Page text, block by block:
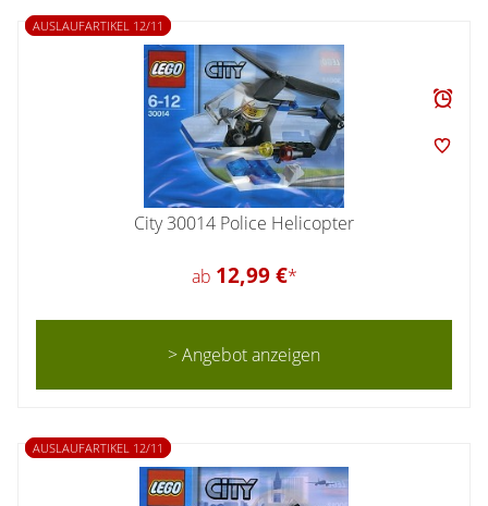
AUSLAUFARTIKEL 12/11
City 30014 Police Helicopter
ab 12,99 €*
> Angebot anzeigen
AUSLAUFARTIKEL 12/11